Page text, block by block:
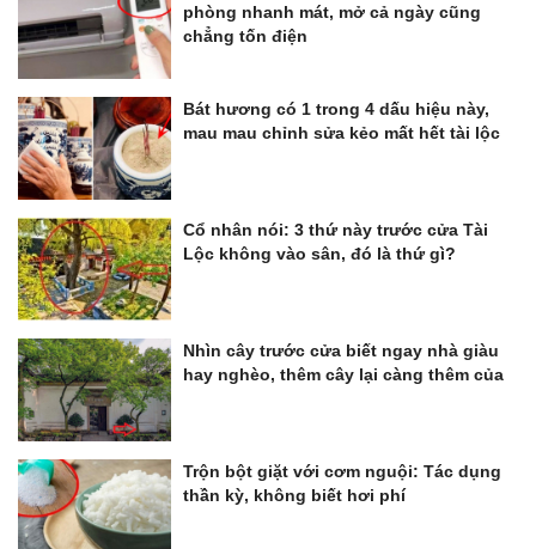
phòng nhanh mát, mở cả ngày cũng
chẳng tốn điện
Bát hương có 1 trong 4 dấu hiệu này,
mau mau chỉnh sửa kẻo mất hết tài lộc
Cổ nhân nói: 3 thứ này trước cửa Tài
Lộc không vào sân, đó là thứ gì?
Nhìn cây trước cửa biết ngay nhà giàu
hay nghèo, thêm cây lại càng thêm của
Trộn bột giặt với cơm nguội: Tác dụng
thần kỳ, không biết hơi phí